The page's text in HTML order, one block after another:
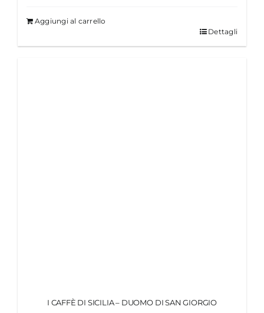
Aggiungi al carrello
Dettagli
I CAFFÈ DI SICILIA – DUOMO DI SAN GIORGIO